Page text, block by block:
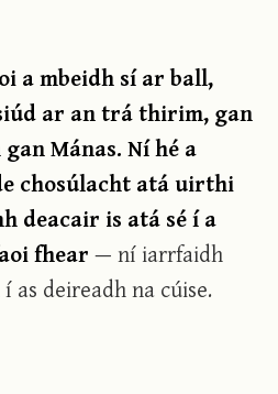
a mbeidh sí ar ball,
ar an trá thirim, gan
Mánas. Ní hé a
chosúlacht atá uirthi
deacair is atá sé í a
fhear— ní iarrfaidh
as deireadh na cúise.